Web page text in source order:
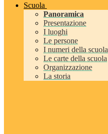
Scuola
Panoramica
Presentazione
I luoghi
Le persone
I numeri della scuola
Le carte della scuola
Organizzazione
La storia